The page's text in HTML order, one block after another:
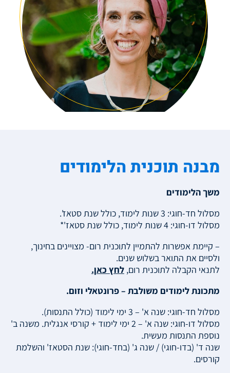
מבנה תוכנית הלימודים
משך הלימודים
מסלול חד-חוגי: 3 שנות לימוד, כולל שנת סטאז'.
מסלול דו-חוגי: 4 שנות לימוד, כולל שנת סטאז'*
– קיימת אפשרות להתמיין לתוכנית רום- מצויינים בחינוך,
ולסיים את התואר בשלוש שנים.
לתנאי הקבלה לתוכנית רום,לחץ כאן.
מתכונת לימודים משולבת – פרונטאלי וזום.
מסלול חד-חוגי: שנה א' – 3 ימי לימוד (כולל התנסות).
מסלול דו-חוגי: שנה א' – 2 ימי לימוד + קורסי אנגלית. משנה ב'
נוספת התנסות מעשית.
שנה ד' (בדו-חוגי) / שנה ג' (בחד-חוגי): שנת הסטאז' והשלמת
קורסים.